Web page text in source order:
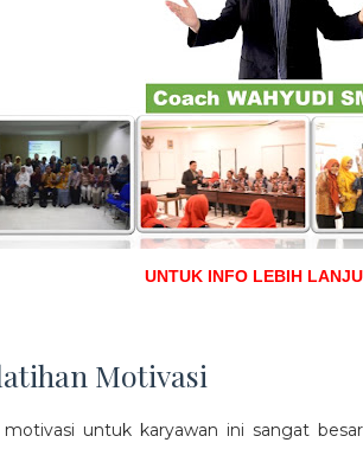
UNTUK INFO LEBIH
Motivasi
untuk karyawan ini sangat